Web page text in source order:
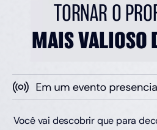
TORNAR O
MAIS VALIOSO
Você vai descobrir que para